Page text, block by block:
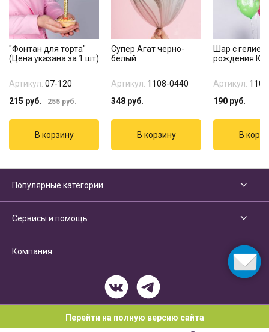
"Фонтан для торта"
(Цена указана за 1 шт)
Артикул: 07-120
215 руб. 255руб.
Супер Агат черно-
белый
Артикул: 1108-0440
348 руб.
Шар с
рождения
Артикул:
190 руб.
Популярные категории
Сервисы и помощь
Компания
Перейти на полную версию сайта